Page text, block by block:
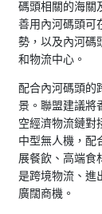
碼頭相關的海關
善用內河碼頭可
勢，以及內河碼
和物流中心。
配合內河碼頭的
景。聯盟建議將
空經濟物流鏈對
中型無人機，配
展餐飲、高端食
是跨境物流、進
廣闊商機。